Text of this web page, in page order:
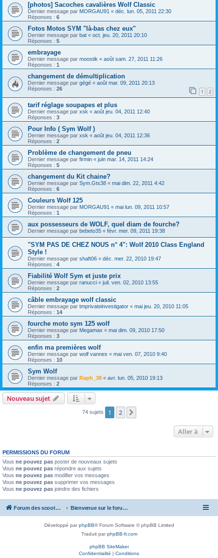
[photos] Sacoches cavalières Wolf Classic
Dernier message par MORGAU91 « déc. lun. 05, 2011 22:30
Réponses : 6
Fotos Motos SYM "là-bas chez eux"
Dernier message par bat « oct. jeu. 20, 2011 20:10
Réponses : 5
embrayage
Dernier message par moostik « août sam. 27, 2011 11:26
Réponses : 1
changement de démultiplication
Dernier message par gégé « août mar. 09, 2011 20:13
Réponses : 26 1 2
tarif réglage soupapes et plus
Dernier message par xsk « août jeu. 04, 2011 12:40
Réponses : 3
Pour Info ( Sym Wolf )
Dernier message par xsk « août jeu. 04, 2011 12:36
Réponses : 2
Problème de changement de pneu
Dernier message par firmin « juin mar. 14, 2011 14:24
Réponses : 5
changement du Kit chaine?
Dernier message par Sym.Gts38 « mai dim. 22, 2011 4:42
Réponses : 6
Couleurs Wolf 125
Dernier message par MORGAU91 « mai lun. 09, 2011 10:57
Réponses : 1
aux possesseurs de WOLF, quel diam de fourche?
Dernier message par bebeto35 « févr. mer. 09, 2011 19:38
"SYM PAS DE CHEZ NOUS n° 4": Wolf 2010 Class England
Style !
Dernier message par shaft06 « déc. mer. 22, 2010 19:47
Réponses : 4
Fiabilité Wolf Sym et juste prix
Dernier message par ranucci « juil. ven. 02, 2010 13:55
Réponses : 2
câble embrayage wolf classic
Dernier message par tmprivateinvestigator « mai jeu. 20, 2010 11:05
Réponses : 14
fourche moto sym 125 wolf
Dernier message par Megamax « mai dim. 09, 2010 17:50
Réponses : 3
enfin ma premières wolf
Dernier message par wolf vannes « mai ven. 07, 2010 9:40
Réponses : 10
Sym Wolf
Dernier message par Raph_38 « avr. lun. 05, 2010 19:13
Réponses : 2
Nouveau sujet
74 sujets 1 2
Aller à
PERMISSIONS DU FORUM
Vous ne pouvez pas poster de nouveaux sujets
Vous ne pouvez pas répondre aux sujets
Vous ne pouvez pas modifier vos messages
Vous ne pouvez pas supprimer vos messages
Vous ne pouvez pas joindre des fichiers
Forum des scooters SYM - GTS -MAXSYM - CRUISYM - JOYMAX - Maxsym TL Bienvenue sur le forum des scooters de la gamme SYM
Développé parphpBB® Forum Software © phpBB Limited
Traduit parphpBB-fr.com
phpBB SiteMaker
Confidentialité | Conditions